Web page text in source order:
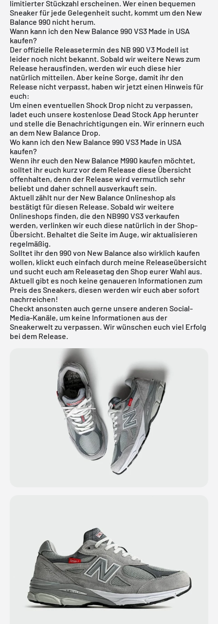
limitierter Stückzahl erscheinen. Wer einen bequemen
Sneaker für jede Gelegenheit sucht, kommt um den New
Balance 990 nicht herum.
Wann kann ich den New Balance 990 VS3 Made in USA
kaufen?
Der offizielle Releasetermin des NB 990 V3 Modell ist
leider noch nicht bekannt. Sobald wir weitere News zum
Release herausfinden, werden wir euch diese hier
natürlich mitteilen. Aber keine Sorge, damit ihr den
Release nicht verpasst, haben wir jetzt einen Hinweis für
euch:
Um einen eventuellen Shock Drop nicht zu verpassen,
ladet euch unsere kostenlose Dead Stock App herunter
und stelle die Benachrichtigungen ein. Wir erinnern euch
an dem New Balance Drop.
Wo kann ich den New Balance 990 VS3 Made in USA
kaufen?
Wenn ihr euch den New Balance M990 kaufen möchtet,
solltet ihr euch kurz vor dem Release diese Übersicht
offenhalten, denn der Release wird vermutlich sehr
beliebt und daher schnell ausverkauft sein.
Aktuell zählt nur der New Balance Onlineshop als
bestätigt für diesen Release. Sobald wir weitere
Onlineshops finden, die den NB990 VS3 verkaufen
werden, verlinken wir euch diese natürlich in der Shop-
Übersicht. Behaltet die Seite im Auge, wir aktualisieren
regelmäßig.
Solltet ihr den 990 von New Balance also wirklich kaufen
wollen, klickt euch einfach durch meine Releaseübersicht
und sucht euch am Releasetag den Shop eurer Wahl aus.
Aktuell gibt es noch keine genaueren Informationen zum
Preis des Sneakers, diesen werden wir euch aber sofort
nachrreichen!
Checkt ansonsten auch gerne unsere anderen Social-
Media-Kanäle, um keine Informationen aus der
Sneakerwelt zu verpassen. Wir wünschen euch viel Erfolg
bei dem Release.